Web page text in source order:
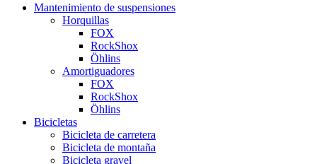
Mantenimiento de suspensiones
Horquillas
FOX
RockShox
Öhlins
Amortiguadores
FOX
RockShox
Öhlins
Bicicletas
Bicicleta de carretera
Bicicleta de montaña
Bicicleta gravel